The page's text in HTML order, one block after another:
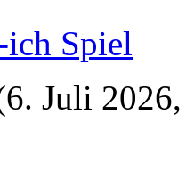
Spiel
Juli